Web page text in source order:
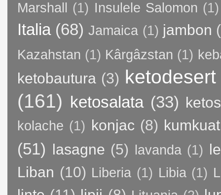
Marshall
(1) Insulele Salomon (1)
Italia (68) Jamaica (1) jambon
Kazahstan (1) Kârgâzstan (1)
ketobautura (3) ketodesert
(161) ketosalata (33)
kolache (1) konjac (8) kumkuat
(51) lasagne (5) lavanda (1)
Liban (10) Liberia (1) Libia (1)